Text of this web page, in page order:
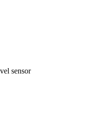
sensor